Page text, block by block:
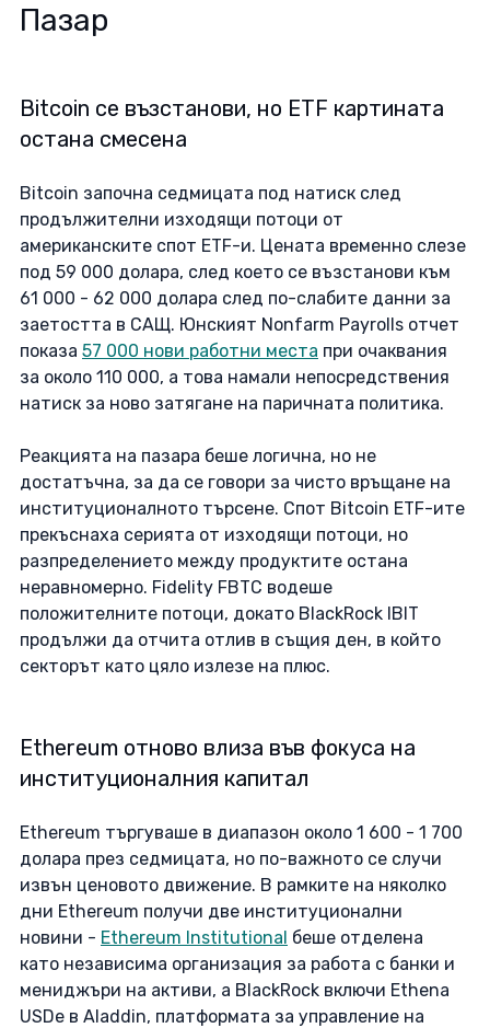
Пазар
Bitcoin се възстанови, но ETF картината
остана смесена
Bitcoin започна седмицата под натиск след
продължителни изходящи потоци от
американските спот ETF-и. Цената временно слезе
под 59 000 долара, след което се възстанови към
61 000 - 62 000 долара след по-слабите данни за
заетостта в САЩ. Юнският Nonfarm Payrolls отчет
показа 57 000 нови работни места при очаквания
за около 110 000, а това намали непосредствения
натиск за ново затягане на паричната политика.
Реакцията на пазара беше логична, но не
достатъчна, за да се говори за чисто връщане на
институционалното търсене. Спот Bitcoin ETF-ите
прекъснаха серията от изходящи потоци, но
разпределението между продуктите остана
неравномерно. Fidelity FBTC водеше
положителните потоци, докато BlackRock IBIT
продължи да отчита отлив в същия ден, в който
секторът като цяло излезе на плюс.
Ethereum отново влиза във фокуса на
институционалния капитал
Ethereum търгуваше в диапазон около 1 600 - 1 700
долара през седмицата, но по-важното се случи
извън ценовото движение. В рамките на няколко
дни Ethereum получи две институционални
новини - Ethereum Institutional беше отделена
като независима организация за работа с банки и
мениджъри на активи, а BlackRock включи Ethena
USDe в Aladdin, платформата за управление на